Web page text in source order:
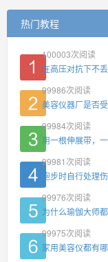
热门教程
100003次阅读
在高压对抗下不
99986次阅读
美容仪器厂是否
99984次阅读
用一根伸展带，
99981 次阅读
跑步时自行处理
99976次阅读
为什么瑜伽大师
99975次阅读
家用美容仪都有